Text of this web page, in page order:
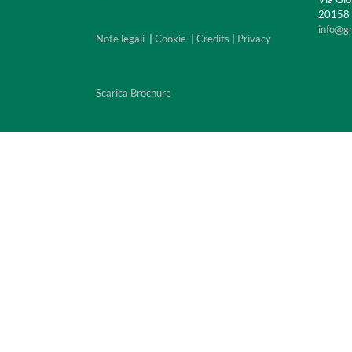
Note legali Cookie Credits Privacy
Scarica Brochure
20158